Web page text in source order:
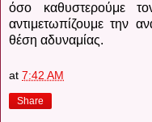
όσο καθυστερούμε
αντιμετωπίζουμε την
θέση αδυναμίας.
at 7:42 AM
Share